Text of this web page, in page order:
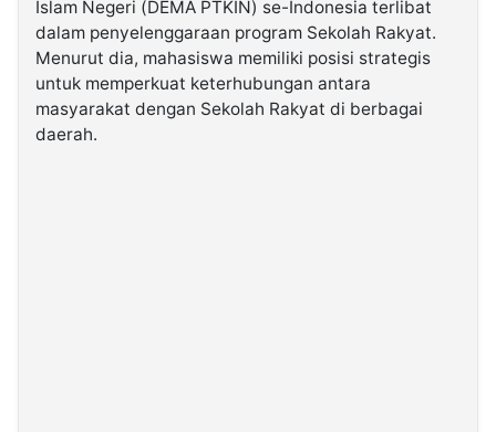
Islam Negeri (DEMA PTKIN) se-Indonesia terlibat
dalam penyelenggaraan program Sekolah Rakyat.
Menurut dia, mahasiswa memiliki posisi strategis
untuk memperkuat keterhubungan antara
masyarakat dengan Sekolah Rakyat di berbagai
daerah.